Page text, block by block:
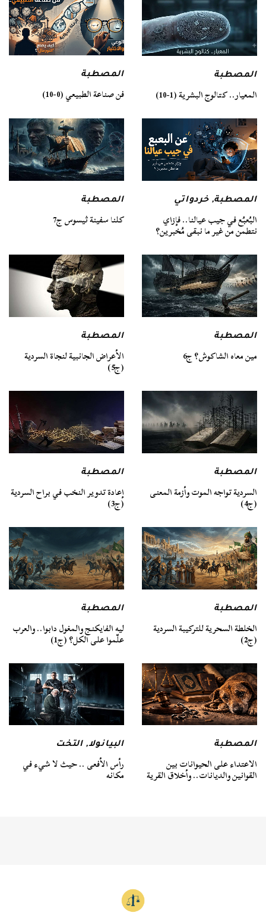
المصطبة
المعيار.. كتالوج البشرية (1-10)
المصطبة
فن صناعة الطبيعي (0-10)
المصطبة,خردواتي
البُعبُع في جيب عيالنا.. فإزاي
نتطمن من غير ما نبقى مُخبرين؟
المصطبة
كلنا سفينة ثيسوس ج7
المصطبة
مين معاه الشاكوش؟ ج6
المصطبة
الأعراض الجانبية لنجاة السردية
(ج5)
المصطبة
السردية تواجه الموت وأزمة المعنى
(ج4)
المصطبة
إعادة تدوير النخب في براح السردية
(ج3)
المصطبة
الخلطة السحرية للتركيبة السردية
(ج2)
المصطبة
ليه الفايكنج والمغول دابوا.. والعرب
علّموا على الكل؟ (ج1)
المصطبة
الاعتداء على الحيوانات بين
القوانين والديانات.. وأخلاق القرية
البيانولا,التخت
رأس الأفعى .. حيث لا شيء في
مكانه